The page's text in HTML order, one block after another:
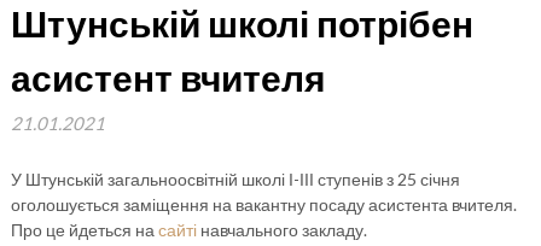
Штунській школі потрібен
асистент вчителя
21.01.2021
У Штунській загальноосвітній школі І-ІІІ ступенів з 25 січня
оголошується заміщення на вакантну посаду асистента вчителя.
Про це йдеться на сайтінавчального закладу.